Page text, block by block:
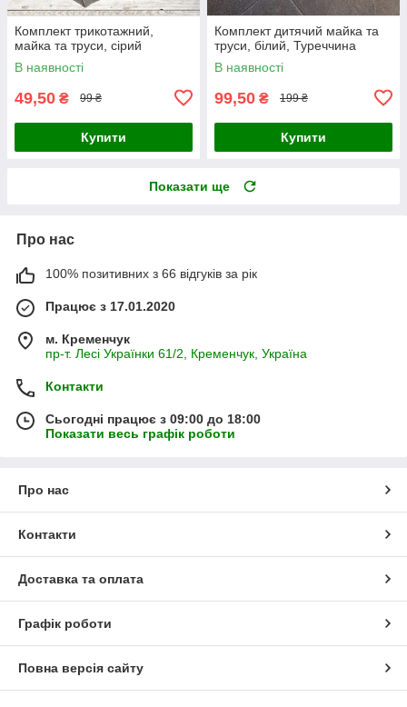
Комплект трикотажний,
майка та труси, сірий
В наявності
49,50 ₴ 99 ₴
Купити
Комплект дитячий майка та
труси, білий, Туреччина
В наявності
99,50 ₴ 199 ₴
Купити
Показати ще
Про нас
100% позитивних з 66 відгуків за рік
Працює з 17.01.2020
м. Кременчук
пр-т. Лесі Українки 61/2, Кременчук, Україна
Контакти
Сьогодні працює з 09:00 до 18:00
Показати весь графік роботи
Про нас
Контакти
Доставка та оплата
Графік роботи
Повна версія сайту